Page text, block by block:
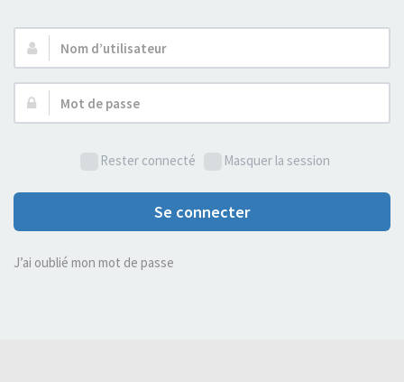
Nom
Mot
Rester connecté Masquer la session
Se connecter
J’ai oublié mon mot de passe